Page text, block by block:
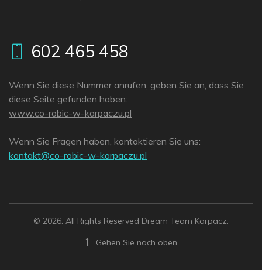
602 465 458
Wenn Sie diese Nummer anrufen, geben Sie an, dass Sie
diese Seite gefunden haben:
www.co-robic-w-karpaczu.pl
Wenn Sie Fragen haben, kontaktieren Sie uns:
lp.uzcaprak-w-cibor-oc@tkatnok
Gehen Sie nach oben
© 2026. All Rights Reserved Dream Team Karpacz.